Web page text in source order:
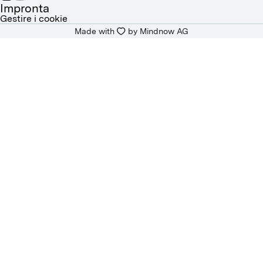
FRANÇAIS
Impronta
Gestire i cookie
Made with by Mindnow AG